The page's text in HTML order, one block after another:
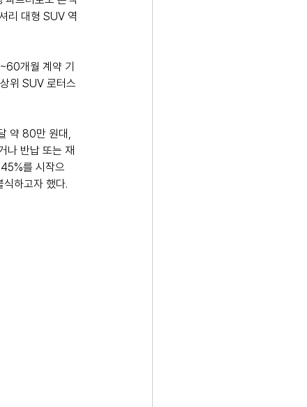
리 대형 SUV 역
개월 계약 기
위 SUV 로터스
약 80만 원대,
나 반납 또는 재
를 시작으
하고자 했다.